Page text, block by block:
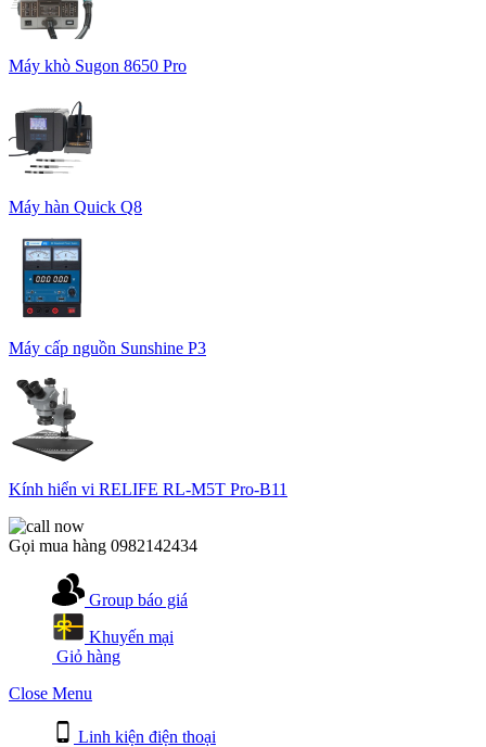
Máy khò Sugon 8650 Pro
Máy hàn Quick Q8
Máy cấp nguồn Sunshine P3
Kính hiển vi RELIFE RL-M5T Pro-B11
Gọi mua hàng 0982142434
Group báo giá
Khuyến mại
Giỏ hàng
Close Menu
Linh kiện điện thoại